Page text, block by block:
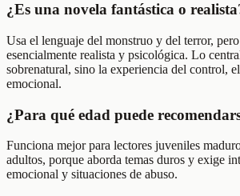
¿Es una novela fantástica o
Usa el lenguaje del monstruo y del terror, pero
esencialmente realista y psicológica. Lo
sobrenatural, sino la experiencia del control,
emocional.
¿Para qué edad puede
Funciona mejor para lectores juveniles
adultos, porque aborda temas duros y exige
emocional y situaciones de abuso.